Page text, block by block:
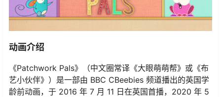
动画介绍
《Patchwork Pals》（中文圈常译《大眼萌萌帮》或《布
艺小伙伴》）是一部由 BBC CBeebies 频道播出的英国学
龄前动画，于 2016 年 7 月 11 日在英国首播，2020 年 5